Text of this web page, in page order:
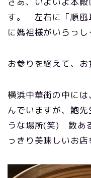
す。 左右に「順風
に媽祖様がいらっし
お参りを終えて、お
横浜中華街の中に
んでいますが、鮑
うな場所(笑) 数あ
っきり美味しいお店